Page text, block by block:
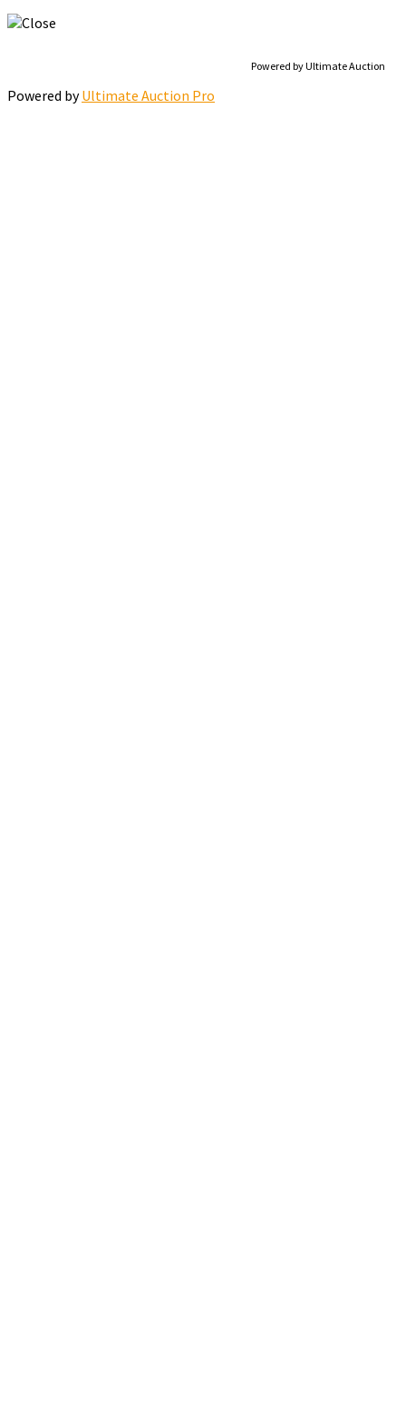
Powered by Ultimate Auction
Powered byUltimate Auction Pro